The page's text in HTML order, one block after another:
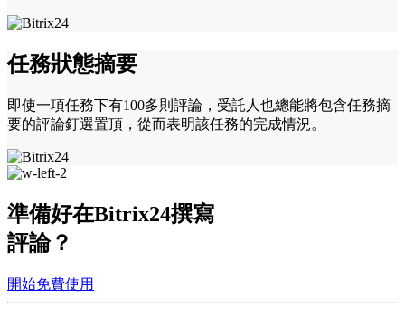
任務狀態摘要
即使一項任務下有100多則評論，受託人也總能將包含任務摘
要的評論釘選置頂，從而表明該任務的完成情況。
準備好在Bitrix24撰寫
評論？
開始免費使用